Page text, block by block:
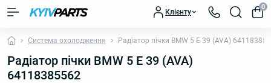
Клієнту
0
Система охолодження Радіатор пічки BMW 5 E 39 (AVA)
Радіатор пічки BMW 5 E 39 (AVA)
64118385562